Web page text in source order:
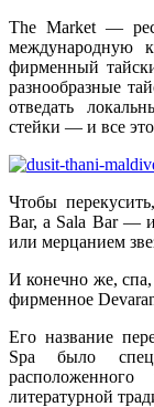
The Market —
международную
фирменный
разнообразные
отведать
стейки — и все
Чтобы
Bar, а Sala Bar —
или мерцанием
И конечно же,
фирменное
Его название
Spa было
литературной